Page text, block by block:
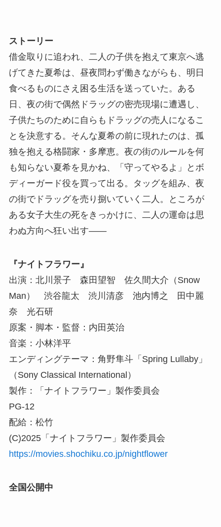
ストーリー
借金取りに追われ、二人の子供を抱えて東京へ逃
げてきた夏希は、昼夜問わず働きながらも、明日
食べるものにさえ困る生活を送っていた。ある
日、夜の街で偶然ドラッグの密売現場に遭遇し、
子供たちのために自らもドラッグの売人になるこ
とを決意する。そんな夏希の前に現れたのは、孤
独を抱える格闘家・多摩恵。夜の街のルールを何
も知らない夏希を見かね、「守ってやるよ」とボ
ディーガード役を買って出る。タッグを組み、夜
の街でドラッグを売り捌いていく二人。ところが
ある女子大生の死をきっかけに、二人の運命は思
わぬ方向へ狂い出す――
『ナイトフラワー』
出演：北川景子 森田望智 佐久間大介（Snow
Man） 渋谷龍太 渋川清彦 池内博之 田中麗
奈 光石研
原案・脚本・監督：内田英治
音楽：小林洋平
エンディングテーマ：角野隼斗「Spring Lullaby」
（Sony Classical International）
製作：「ナイトフラワー」製作委員会
PG-12
配給：松竹
(C)2025「ナイトフラワー」製作委員会
https://movies.shochiku.co.jp/nightflower
全国公開中